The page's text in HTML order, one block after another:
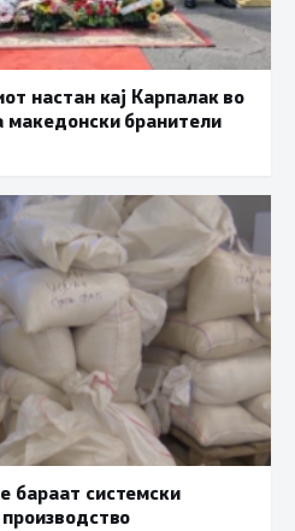
настан кај Карпалак во
македонски бранители
бараат системски